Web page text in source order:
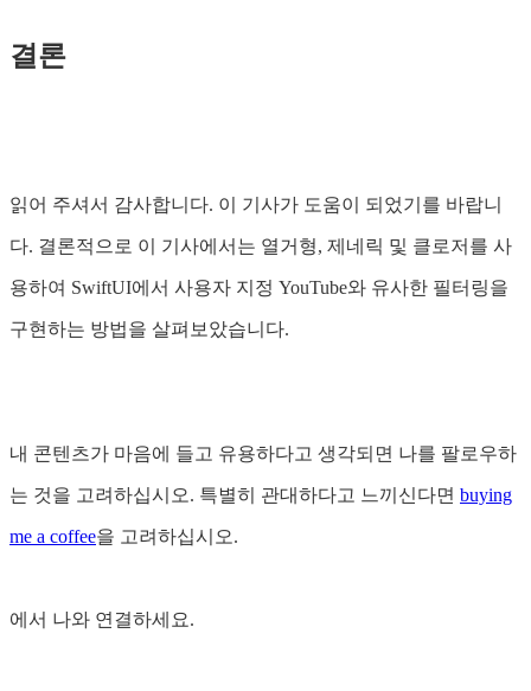
결론
읽어 주셔서 감사합니다. 이 기사가 도움이 되었기를 바랍니
다. 결론적으로 이 기사에서는 열거형, 제네릭 및 클로저를 사
용하여 SwiftUI에서 사용자 지정 YouTube와 유사한 필터링을
구현하는 방법을 살펴보았습니다.
내 콘텐츠가 마음에 들고 유용하다고 생각되면 나를 팔로우하
는 것을 고려하십시오. 특별히 관대하다고 느끼신다면 buying
me a coffee을 고려하십시오.
에서 나와 연결하세요.